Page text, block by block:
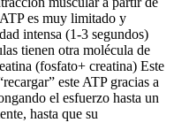
es muy limitado y
intensa (1-3 segundos)
tienen otra molécula de
(fosfato+ creatina) Este
este ATP gracias a
el esfuerzo hasta un
hasta que su